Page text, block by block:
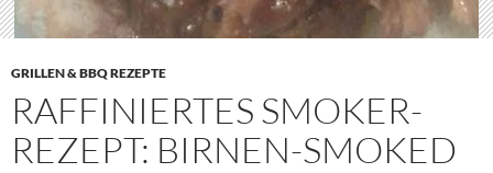
GRILLEN & BBQ REZEPTE
RAFFINIERTES SMOKER-
REZEPT: BIRNEN-SMOKED